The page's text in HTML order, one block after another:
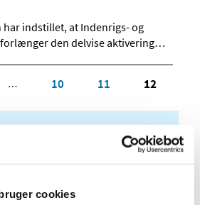
cookies
indstillet, at Indenrigs- og
den delvise aktivering…
… 10 11 12